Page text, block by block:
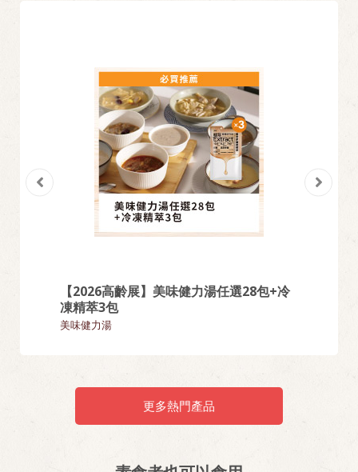
【2026高齡展】美味健力湯任選28包+冷
凍精萃3包
美味健力湯
更多熱門產品